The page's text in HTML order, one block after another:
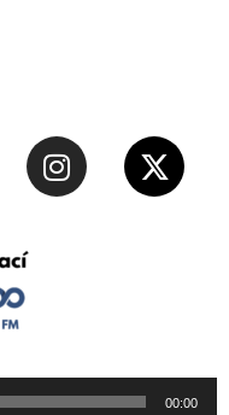
00:00